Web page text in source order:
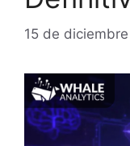
15 de